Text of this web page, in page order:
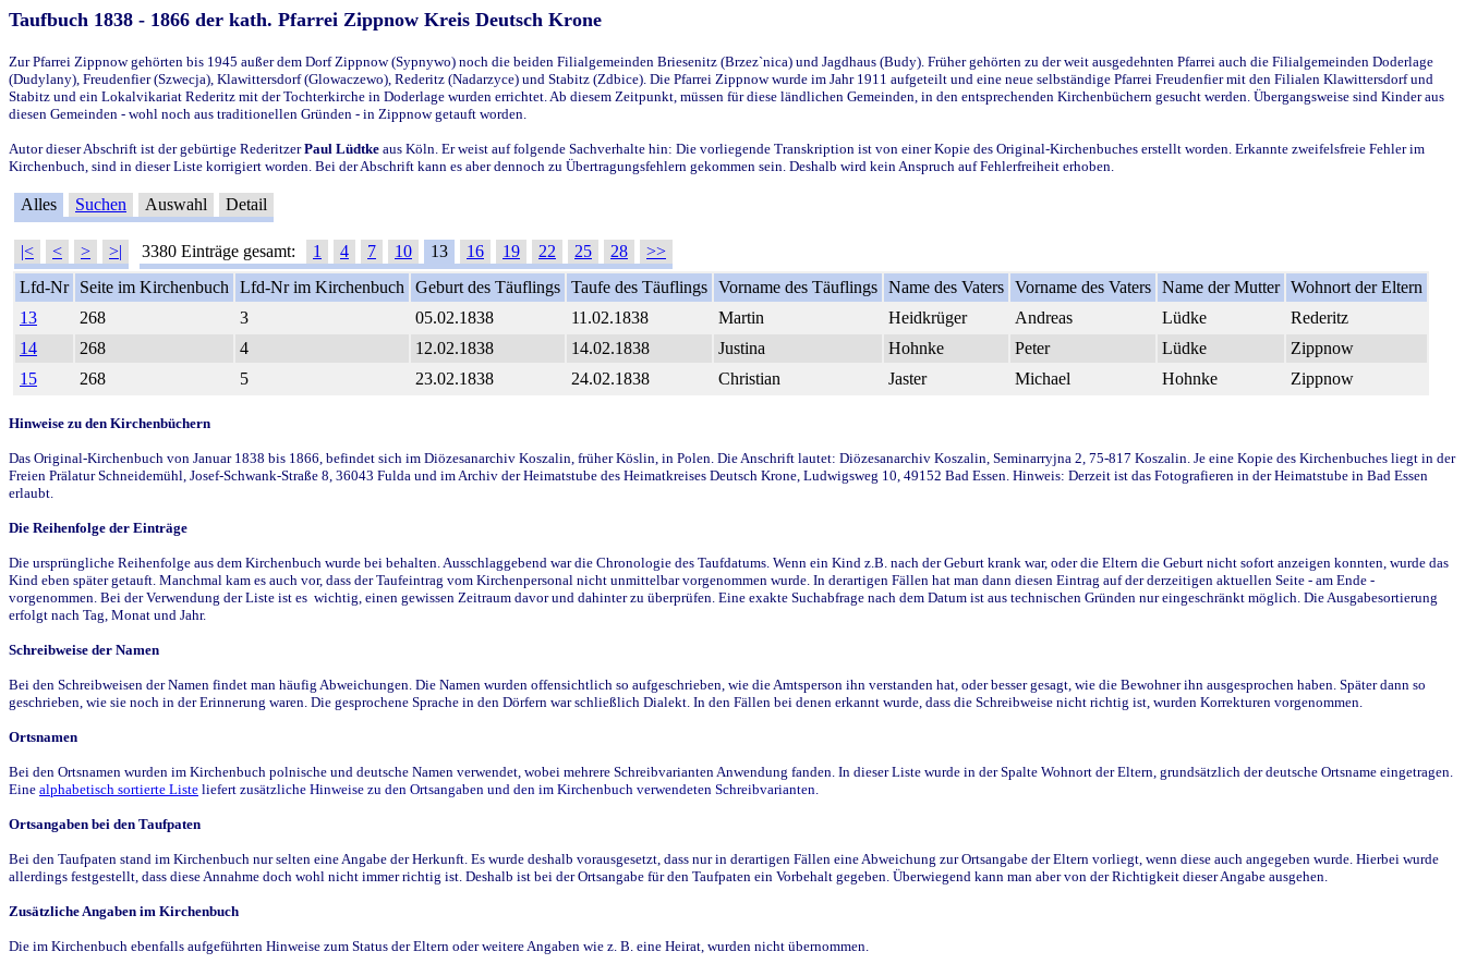
Taufbuch 1838 - 1866 der kath. Pfarrei Zippnow Kreis Deutsch Krone
Zur Pfarrei Zippnow gehörten bis 1945 außer dem Dorf Zippnow (Sypnywo) noch die beiden Filialgemeinden Briesenitz (Brzez`nica) und Jagdhaus (Budy). Früher gehörten zu der weit ausgedehnten Pfarrei auch die Filialgemeinden Doderlage
(Dudylany), Freudenfier (Szwecja), Klawittersdorf (Glowaczewo), Rederitz (Nadarzyce) und Stabitz (Zdbice). Die Pfarrei Zippnow wurde im Jahr 1911 aufgeteilt und eine neue selbständige Pfarrei Freudenfier mit den Filialen Klawittersdorf und
Stabitz und ein Lokalvikariat Rederitz mit der Tochterkirche in Doderlage wurden errichtet. Ab diesem Zeitpunkt, müssen für diese ländlichen Gemeinden, in den entsprechenden Kirchenbüchern gesucht werden. Übergangsweise sind Kinder aus
diesen Gemeinden - wohl noch aus traditionellen Gründen - in Zippnow getauft worden.
Autor dieser Abschrift ist der gebürtige RederitzerPaul Lüdtke aus Köln. Er weist auf folgende Sachverhalte hin: Die vorliegende Transkription ist von einer Kopie des Original-Kirchenbuches erstellt worden. Erkannte zweifelsfreie Fehler im
Kirchenbuch, sind in dieser Liste korrigiert worden. Bei der Abschrift kann es aber dennoch zu Übertragungsfehlern gekommen sein. Deshalb wird kein Anspruch auf Fehlerfreiheit erhoben.
Alles Suchen Auswahl Detail
|< < > >| 3380 Einträge gesamt: 1 4 7 10 13 16 19 22 25 28
>>
Lfd-Nr
Seite im Kirchenbuch Lfd-Nr im Kirchenbuch Geburt des Täuflings Taufe des Täuflings Vorname des Täuflings Name des Vaters Vorname des Vaters Name der Mutter Wohnort der Eltern
13
268 3 05.02.1838 11.02.1838 Martin Heidkrüger Andreas Lüdke
Rederitz
14
268 4 12.02.1838 14.02.1838 Justina Hohnke Peter Lüdke
Zippnow
15
268 5 23.02.1838 24.02.1838 Christian Jaster Michael Hohnke Zippnow
Hinweise zu den Kirchenbüchern
Das Original-Kirchenbuch von Januar 1838 bis 1866, befindet sich im Diözesanarchiv Koszalin, früher Köslin, in Polen. Die Anschrift lautet: Diözesanarchiv Koszalin, Seminarryjna 2, 75-817 Koszalin. Je eine Kopie des Kirchenbuches liegt in der
Freien Prälatur Schneidemühl, Josef-Schwank-Straße 8, 36043 Fulda und im Archiv der Heimatstube des Heimatkreises Deutsch Krone, Ludwigsweg 10, 49152 Bad Essen. Hinweis: Derzeit ist das Fotografieren in der Heimatstube in Bad Essen
erlaubt.
Die Reihenfolge der Einträge
Die ursprüngliche Reihenfolge aus dem Kirchenbuch wurde bei behalten. Ausschlaggebend war die Chronologie des Taufdatums. Wenn ein Kind z.B. nach der Geburt krank war, oder die Eltern die Geburt nicht sofort anzeigen konnten, wurde das
Kind eben später getauft. Manchmal kam es auch vor, dass der Taufeintrag vom Kirchenpersonal nicht unmittelbar vorgenommen wurde. In derartigen Fällen hat man dann diesen Eintrag auf der derzeitigen aktuellen Seite - am Ende -
vorgenommen. Bei der Verwendung der Liste ist es wichtig, einen gewissen Zeitraum davor und dahinter zu überprüfen. Eine exakte Suchabfrage nach dem Datum ist aus technischen Gründen nur eingeschränkt möglich. Die Ausgabesortierung
erfolgt nach Tag, Monat und Jahr.
Schreibweise der Namen
Bei den Schreibweisen der Namen findet man häufig Abweichungen. Die Namen wurden offensichtlich so aufgeschrieben, wie die Amtsperson ihn verstanden hat, oder besser gesagt, wie die Bewohner ihn ausgesprochen haben. Später dann so
geschrieben, wie sie noch in der Erinnerung waren. Die gesprochene Sprache in den Dörfern war schließlich Dialekt. In den Fällen bei denen erkannt wurde, dass die Schreibweise nicht richtig ist, wurden Korrekturen vorgenommen.
Ortsnamen
Bei den Ortsnamen wurden im Kirchenbuch polnische und deutsche Namen verwendet, wobei mehrere Schreibvarianten Anwendung fanden. In dieser Liste wurde in der Spalte Wohnort der Eltern, grundsätzlich der deutsche Ortsname eingetragen.
Eine alphabetisch sortierte Liste liefert zusätzliche Hinweise zu den Ortsangaben und den im Kirchenbuch verwendeten Schreibvarianten.
Ortsangaben bei den Taufpaten
Bei den Taufpaten stand im Kirchenbuch nur selten eine Angabe der Herkunft. Es wurde deshalb vorausgesetzt, dass nur in derartigen Fällen eine Abweichung zur Ortsangabe der Eltern vorliegt, wenn diese auch angegeben wurde. Hierbei wurde
allerdings festgestellt, dass diese Annahme doch wohl nicht immer richtig ist. Deshalb ist bei der Ortsangabe für den Taufpaten ein Vorbehalt gegeben. Überwiegend kann man aber von der Richtigkeit dieser Angabe ausgehen.
Zusätzliche Angaben im Kirchenbuch
Die im Kirchenbuch ebenfalls aufgeführten Hinweise zum Status der Eltern oder weitere Angaben wie z. B. eine Heirat, wurden nicht übernommen.